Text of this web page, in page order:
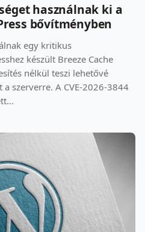
használnak ki a
bővítményben
egy kritikus
készült Breeze Cache
nélkül teszi lehetővé
szerverre. A CVE-2026-3844